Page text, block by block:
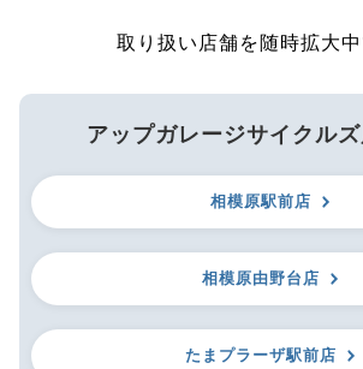
取り扱い店舗を随時拡大中
アップガレージサイクル
相模原駅前店
相模原由野台店
たまプラーザ駅前店